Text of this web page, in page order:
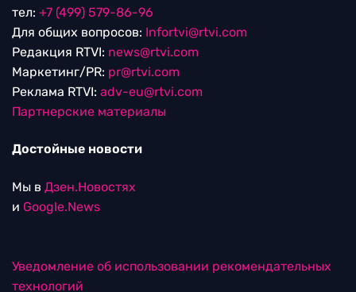
тел: +7 (499) 579-86-96
Для общих вопросов: Infortvi@rtvi.com
Редакция RTVI: news@rtvi.com
Маркетинг/PR: pr@rtvi.com
Реклама RTVI: adv-eu@rtvi.com
Партнерские материалы
Достойные новости
Мы в Дзен.Новостях
и Google.News
Уведомление об использовании рекомендательных
технологий